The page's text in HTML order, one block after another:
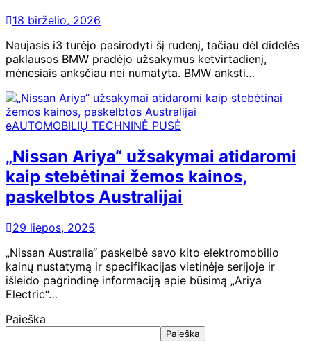
18 birželio, 2026
Naujasis i3 turėjo pasirodyti šį rudenį, tačiau dėl didelės
paklausos BMW pradėjo užsakymus ketvirtadienį,
mėnesiais anksčiau nei numatyta. BMW anksti…
eAUTOMOBILIŲ TECHNINĖ PUSĖ
„Nissan Ariya“ užsakymai atidaromi
kaip stebėtinai žemos kainos,
paskelbtos Australijai
29 liepos, 2025
„Nissan Australia“ paskelbė savo kito elektromobilio
kainų nustatymą ir specifikacijas vietinėje serijoje ir
išleido pagrindinę informaciją apie būsimą „Ariya
Electric“…
Paieška
Paieška